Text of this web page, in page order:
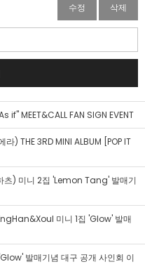
수정 삭제
if" MEET&CALL FAN SIGN EVENT
) THE 3RD MINI ALBUM [POP IT
) 미니 2집 'Lemon Tang' 발매기
미니 1집 'Glow' 발매
발매기념 대구 공개 사인회 이